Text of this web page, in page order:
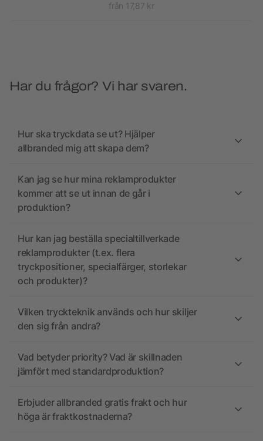
från 17,87 kr
Har du frågor? Vi har svaren.
Hur ska tryckdata se ut? Hjälper
allbranded mig att skapa dem?
Kan jag se hur mina reklamprodukter
kommer att se ut innan de går i
produktion?
Hur kan jag beställa specialtillverkade
reklamprodukter (t.ex. flera
tryckpositioner, specialfärger, storlekar
och produkter)?
Vilken tryckteknik används och hur skiljer
den sig från andra?
Vad betyder priority? Vad är skillnaden
jämfört med standardproduktion?
Erbjuder allbranded gratis frakt och hur
höga är fraktkostnaderna?